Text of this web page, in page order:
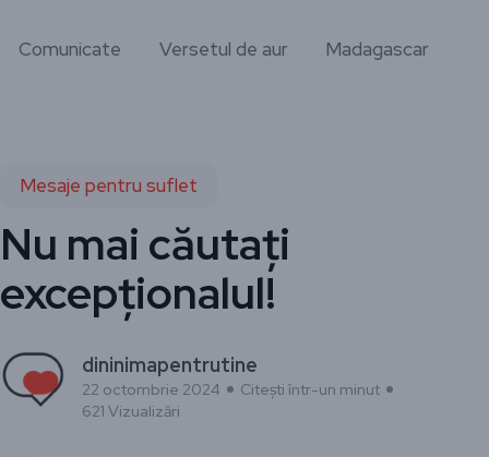
Comunicate Versetul de aur Madagascar
Mesaje pentru suflet
Nu mai căutați
excepționalul!
dininimapentrutine
22 octombrie 2024
Citești într-un minut
621 Vizualizări